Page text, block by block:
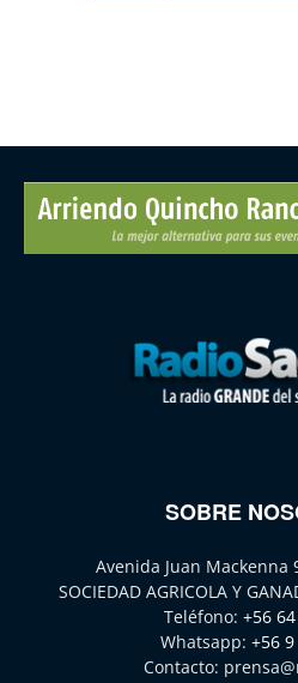
SOBRE
Avenida Juan Mackenna
SOCIEDAD AGRICOLA Y
Teléfono: +56
Whatsapp: +56
Contacto: